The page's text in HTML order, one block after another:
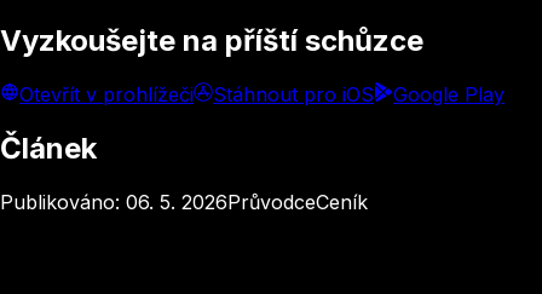
Vyzkoušejte na příští schůzce
Otevřít v prohlížeči Stáhnout pro iOS Google Play
Článek
Publikováno: 06. 5. 2026PrůvodceCeník